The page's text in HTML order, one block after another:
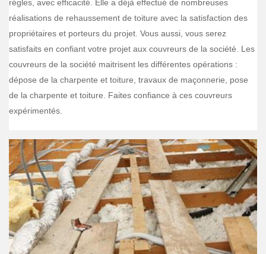
règles, avec efficacité. Elle a déjà effectué de nombreuses
réalisations de rehaussement de toiture avec la satisfaction des
propriétaires et porteurs du projet. Vous aussi, vous serez
satisfaits en confiant votre projet aux couvreurs de la société. Les
couvreurs de la société maitrisent les différentes opérations :
dépose de la charpente et toiture, travaux de maçonnerie, pose
de la charpente et toiture. Faites confiance à ces couvreurs
expérimentés.